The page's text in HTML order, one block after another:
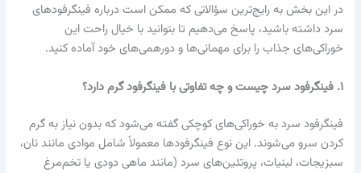
در این بخش به رایج‌ترین سؤالاتی که ممکن است درباره فینگرفودهای
سرد داشته باشید، پاسخ می‌دهیم تا بتوانید با خیال راحت این
خوراکی‌های جذاب را برای مهمانی‌ها و دورهمی‌های خود آماده کنید.
۱. فینگرفود سرد چیست و چه تفاوتی با فینگرفود گرم دارد؟
فینگرفود سرد به خوراکی‌های کوچکی گفته می‌شود که بدون نیاز به گرم
کردن سرو می‌شوند. این نوع فینگرفودها معمولاً شامل موادی مانند نان،
سبزیجات، لبنیات، پروتئین‌های سرد (مانند ماهی دودی یا تخم‌مرغ